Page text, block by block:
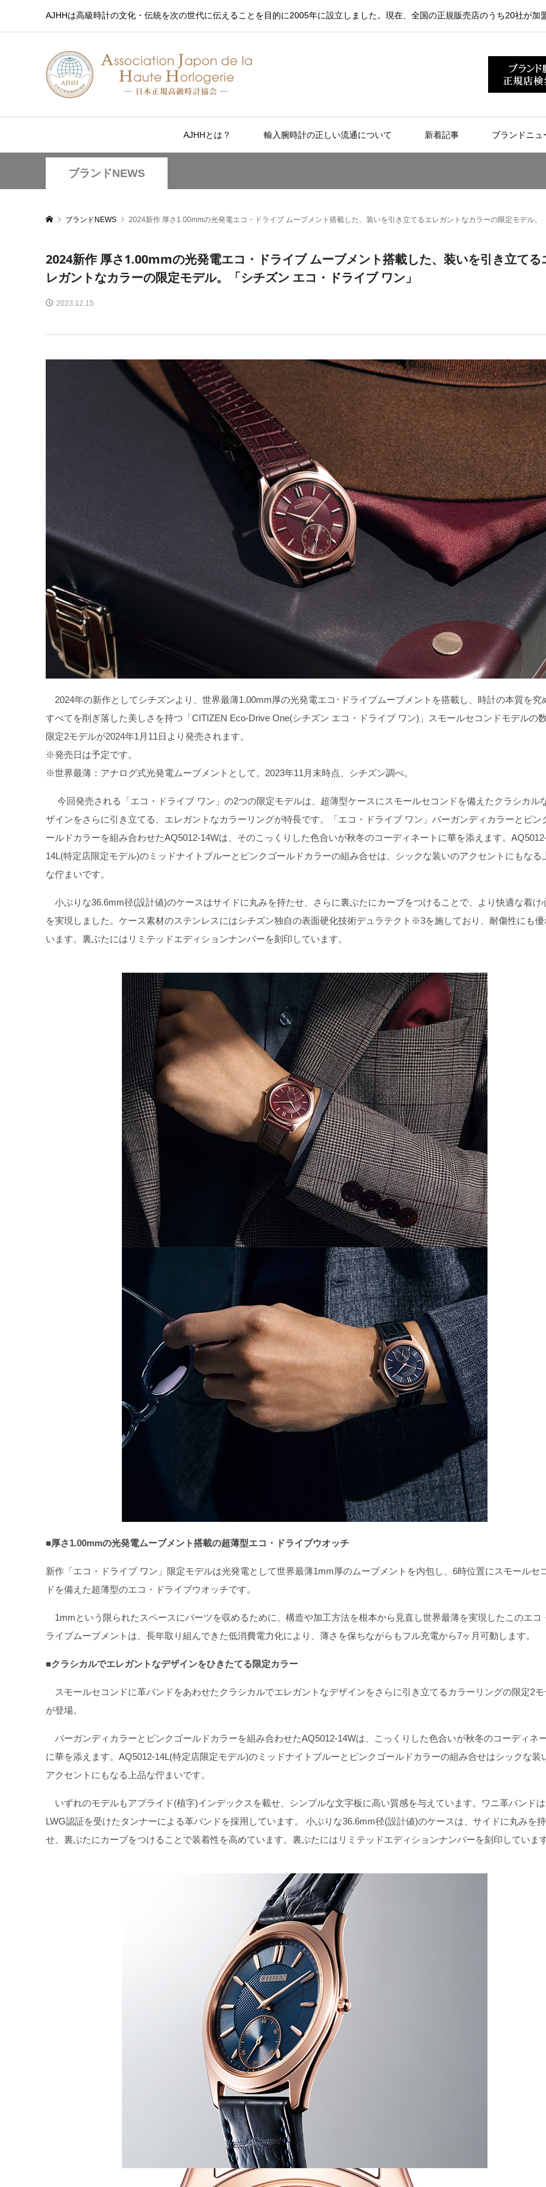
AJHHは高級時計の文化・伝統を次の世代に伝えることを目的に2005年に設立しました。現在、全国の正規販売店のうち20社が加
AJHHとは？ 輸入腕時計の正しい流通について 新着記事 ブランドニュ
ブランドNEWS
ブランドNEWS 2024新作 厚さ1.00mmの光発電エコ・ドライブ ムーブメント搭載した、装いを引き立てるエレガントなカラーの限定モデル。
2024新作 厚さ1.00mmの光発電エコ・ドライブ ムーブメント搭載した、装いを引き立てる
レガントなカラーの限定モデル。「シチズン エコ・ドライブ ワン」
2023.12.15
2024年の新作としてシチズンより、世界最薄1.00mm厚の光発電エコ･ドライブムーブメントを搭載し、時計の本質を究
すべてを削ぎ落した美しさを持つ「CITIZEN Eco-Drive One(シチズン エコ・ドライブ ワン)」スモールセコンドモデルの
限定2モデルが2024年1月11日より発売されます。
※発売日は予定です。
※世界最薄：アナログ式光発電ムーブメントとして。2023年11月末時点、シチズン調べ。
今回発売される「エコ・ドライブ ワン」の2つの限定モデルは、超薄型ケースにスモールセコンドを備えたクラシカル
ザインをさらに引き立てる、エレガントなカラーリングが特長です。「エコ・ドライブ ワン」バーガンディカラーとピン
ールドカラーを組み合わせたAQ5012-14Wは、そのこっくりした色合いが秋冬のコーディネートに華を添えます。
14L(特定店限定モデル)のミッドナイトブルーとピンクゴールドカラーの組み合せは、シックな装いのアクセントにもなる
な佇まいです。
小ぶりな36.6mm径(設計値)のケースはサイドに丸みを持たせ、さらに裏ぶたにカーブをつけることで、より快適な着け
を実現しました。ケース素材のステンレスにはシチズン独自の表面硬化技術デュラテクト※3を施しており、耐傷性にも優
います。裏ぶたにはリミテッドエディションナンバーを刻印しています。
■厚さ1.00mmの光発電ムーブメント搭載の超薄型エコ・ドライブウオッチ
新作「エコ・ドライブ ワン」限定モデルは光発電として世界最薄1mm厚のムーブメントを内包し、6時位置にスモールセ
ドを備えた超薄型のエコ・ドライブウオッチです。
1mmという限られたスペースにパーツを収めるために、構造や加工方法を根本から見直し世界最薄を実現したこのエコ
ライブムーブメントは、長年取り組んできた低消費電力化により、薄さを保ちながらもフル充電から7ヶ月可動します。
■クラシカルでエレガントなデザインをひきたてる限定カラー
スモールセコンドに革バンドをあわせたクラシカルでエレガントなデザインをさらに引き立てるカラーリングの限定2モ
が登場。
バーガンディカラーとピンクゴールドカラーを組み合わせたAQ5012-14Wは、こっくりした色合いが秋冬のコーディネ
に華を添えます。AQ5012-14L(特定店限定モデル)のミッドナイトブルーとピンクゴールドカラーの組み合せはシックな装
アクセントにもなる上品な佇まいです。
いずれのモデルもアプライド(植字)インデックスを載せ、シンプルな文字板に高い質感を与えています。ワニ革バンドは
LWG認証を受けたタンナーによる革バンドを採用しています。 小ぶりな36.6mm径(設計値)のケースは、サイドに丸みを
せ、裏ぶたにカーブをつけることで装着性を高めています。裏ぶたにはリミテッドエディションナンバーを刻印しています